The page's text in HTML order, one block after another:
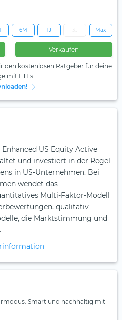
6M 1J Max
Verkaufen
den kostenlosen Ratgeber für deine
mit ETFs.
US Equity Active
und investiert in der Regel
in US-Unternehmen. Bei
wendet das
Multi-Faktor-Modell
qualitativ
die Marktstimmung und
Smart und nachhaltig mit